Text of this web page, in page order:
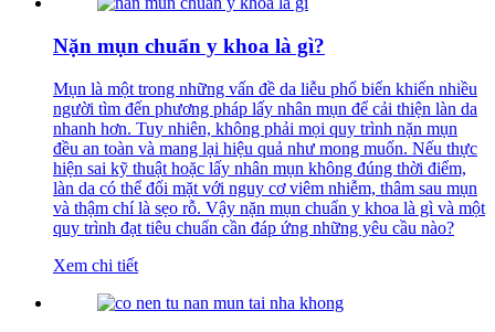
Nặn mụn chuẩn y khoa là gì?
Mụn là một trong những vấn đề da liễu phổ biến khiến nhiều
người tìm đến phương pháp lấy nhân mụn để cải thiện làn da
nhanh hơn. Tuy nhiên, không phải mọi quy trình nặn mụn
đều an toàn và mang lại hiệu quả như mong muốn. Nếu thực
hiện sai kỹ thuật hoặc lấy nhân mụn không đúng thời điểm,
làn da có thể đối mặt với nguy cơ viêm nhiễm, thâm sau mụn
và thậm chí là sẹo rỗ. Vậy nặn mụn chuẩn y khoa là gì và một
quy trình đạt tiêu chuẩn cần đáp ứng những yêu cầu nào?
Xem chi tiết